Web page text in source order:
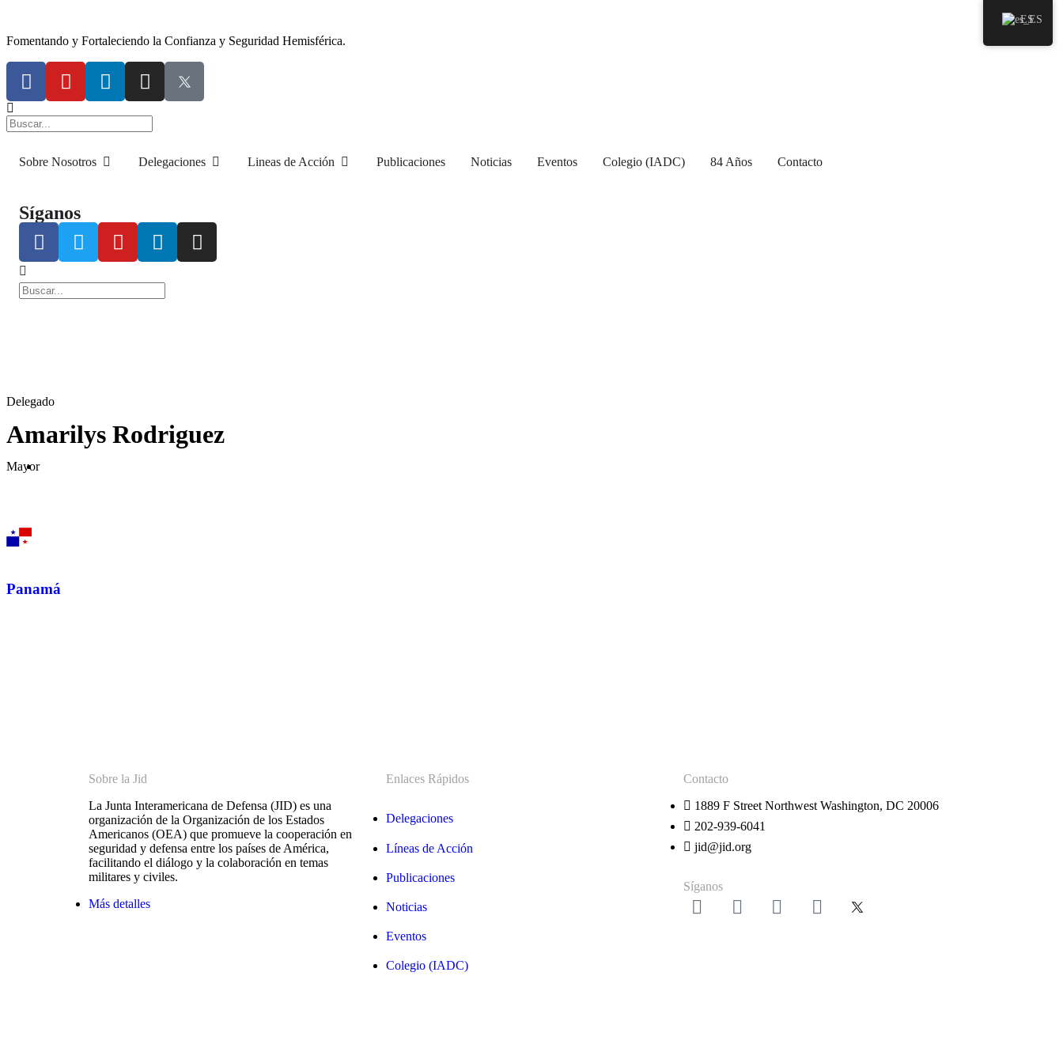
Fomentando y Fortaleciendo la Confianza y Seguridad Hemisférica.
Sobre Nosotros Delegaciones Lineas de Acción Publicaciones Noticias Eventos Colegio (IADC) 84 Años Contacto
Síganos
Delegado
Amarilys Rodriguez
Mayor
Panamá
Sobre la Jid
La Junta Interamericana de Defensa (JID) es una
organización de la Organización de los Estados
Americanos (OEA) que promueve la cooperación en
seguridad y defensa entre los países de América,
facilitando el diálogo y la colaboración en temas
militares y civiles.
Más detalles
Enlaces Rápidos
Delegaciones
Líneas de Acción
Publicaciones
Noticias
Eventos
Colegio (IADC)
Contacto
1889 F Street Northwest Washington, DC 20006
202-939-6041
jid@jid.org
Síganos
ES